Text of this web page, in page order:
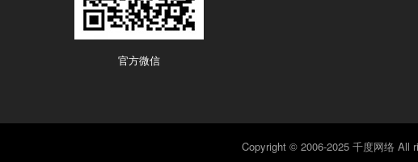
官方微信
Copyright © 2006-2025 千度网络 All